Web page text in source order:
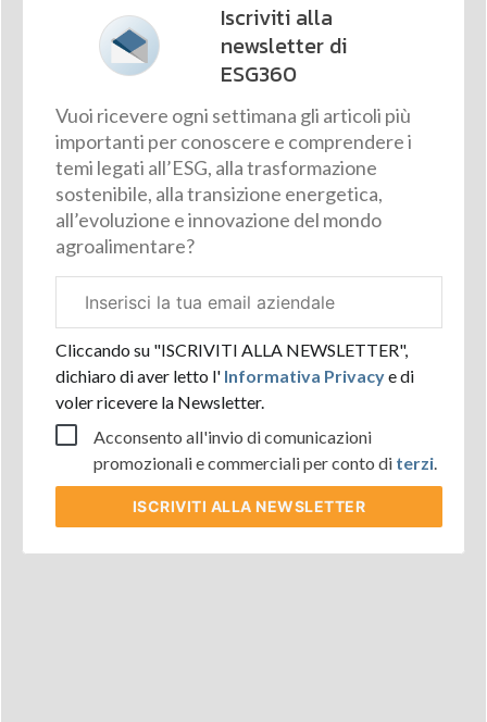
Iscriviti alla
newsletter di
ESG360
Vuoi ricevere ogni settimana gli articoli più
importanti per conoscere e comprendere i
temi legati all’ESG, alla trasformazione
sostenibile, alla transizione energetica,
all’evoluzione e innovazione del mondo
agroalimentare?
aziendale
Cliccando su "ISCRIVITI ALLA NEWSLETTER",
dichiaro di aver letto l'Informativa Privacye di
voler ricevere la Newsletter.
Acconsento all'invio di comunicazioni
promozionali e commerciali per conto di terzi.
ISCRIVITI ALLA NEWSLETTER